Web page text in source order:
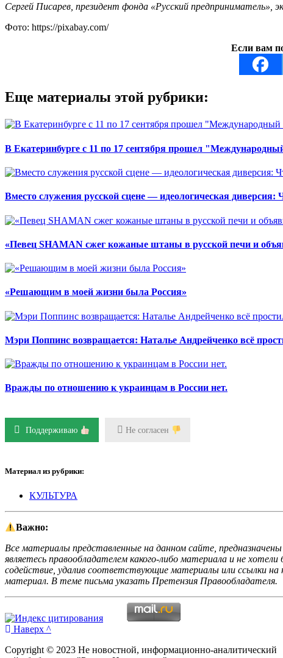
Сергей Писарев, президент фонда «Русский предприниматель»,
Фото: https://pixabay.com/
Если вам
Еще материалы этой рубрики:
В Екатеринбурге с 11 по 17 сентября прошел
Вместо служения русской сцене — идеологическая
«Певец SHAMAN сжег кожаные штаны в русской печи и
«Решающим в моей жизни была Россия»
Мэри Поппинс возвращается: Наталье Андрейченко всё
Вражды по отношению к украинцам в России нет.
Поддерживаю Не согласен
Материал из рубрики:
КУЛЬТУРА
Важно:
Все материалы представленные на данном сайте,
являетесь правообладателем какого-либо материала и не
содействие, удалив соответствующие материалы или ссылки
материал. В теме письма указать Претензия Правообладателя.
Наверх ^
Copyright © 2023 Не новостной, информационно-аналитический